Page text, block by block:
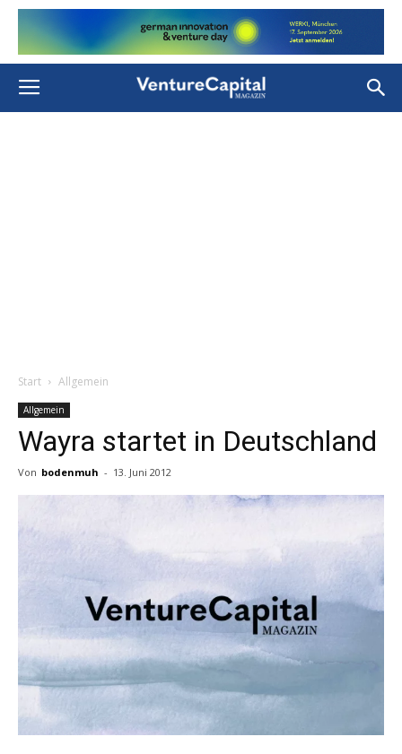
Start Allgemein
Allgemein
Wayra startet in Deutschland
Von bodenmuh - 13. Juni 2012